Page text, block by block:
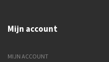
Mijn account
MIJN ACCOUNT